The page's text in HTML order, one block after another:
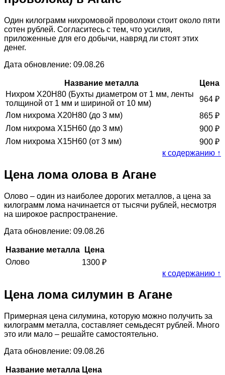
Один килограмм нихромовой проволоки стоит около пяти
сотен рублей. Согласитесь с тем, что усилия,
приложенные для его добычи, навряд ли стоят этих
денег.
Дата обновление: 09.08.26
Название металла
Цена
Нихром Х20Н80 (Бухты диаметром от 1 мм, ленты
толщиной от 1 мм и шириной от 10 мм)
964 ₽
Лом нихрома Х20Н80 (до 3 мм)
865 ₽
Лом нихрома Х15Н60 (до 3 мм)
900 ₽
Лом нихрома Х15Н60 (от 3 мм)
900 ₽
к содержанию ↑
Цена лома олова в Агане
Олово – один из наиболее дорогих металлов, а цена за
килограмм лома начинается от тысячи рублей, несмотря
на широкое распространение.
Дата обновление: 09.08.26
Название металла
Цена
Олово
1300 ₽
к содержанию ↑
Цена лома силумин в Агане
Примерная цена силумина, которую можно получить за
килограмм металла, составляет семьдесят рублей. Много
это или мало – решайте самостоятельно.
Дата обновление: 09.08.26
Название металла Цена